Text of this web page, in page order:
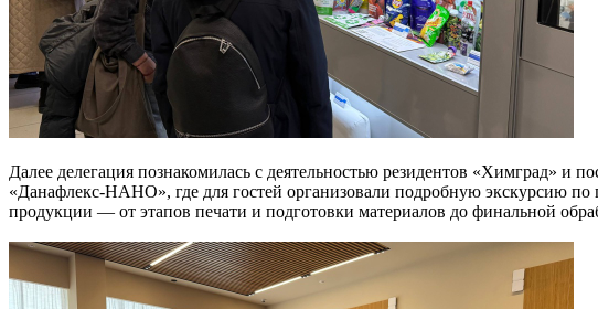
Далее делегация познакомилась с деятельностью резидентов «Химград»
«Данафлекс-НАНО», где для гостей организовали подробную экскурсию
продукции — от этапов печати и подготовки материалов до финальной